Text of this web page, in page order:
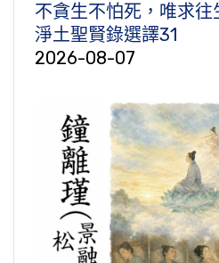
不貪生不怕死，唯求往
淨土聖賢錄選譯31
2026-08-07